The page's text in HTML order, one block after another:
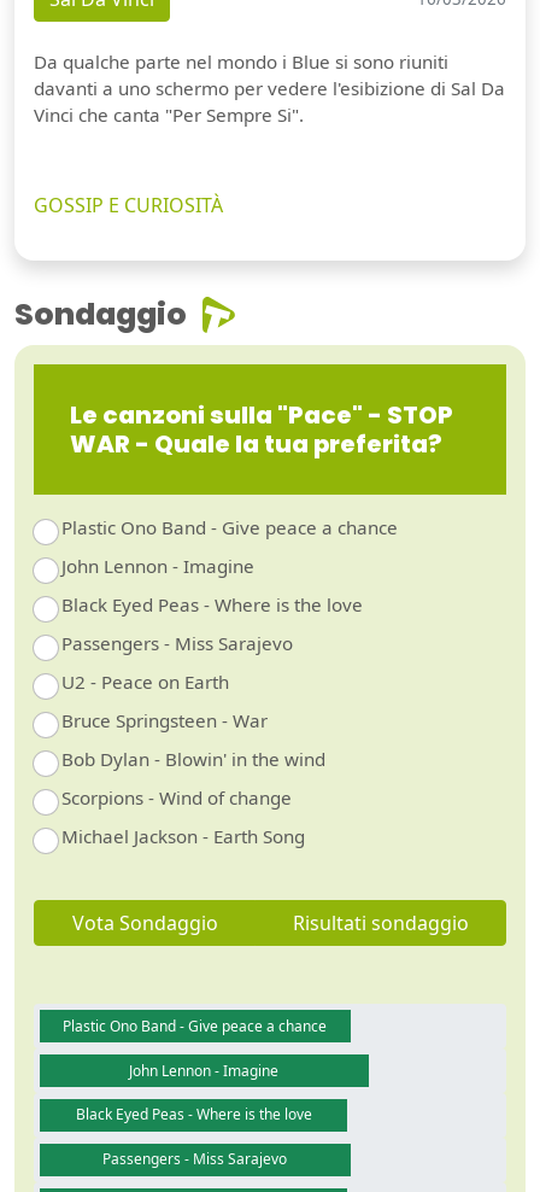
Da qualche parte nel mondo i Blue si sono riuniti
davanti a uno schermo per vedere l'esibizione di Sal Da
Vinci che canta "Per Sempre Si".
GOSSIP E CURIOSITÀ
Sondaggio
Le canzoni sulla "Pace" - STOP
WAR - Quale la tua preferita?
Plastic Ono Band - Give peace a chance
John Lennon - Imagine
Black Eyed Peas - Where is the love
Passengers - Miss Sarajevo
U2 - Peace on Earth
Bruce Springsteen - War
Bob Dylan - Blowin' in the wind
Scorpions - Wind of change
Michael Jackson - Earth Song
Vota Sondaggio Risultati sondaggio
Plastic Ono Band - Give peace a chance
John Lennon - Imagine
Black Eyed Peas - Where is the love
Passengers - Miss Sarajevo